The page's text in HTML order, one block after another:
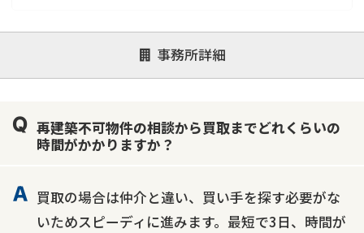
事務所詳細
対応が親身 オンライン面談可能
レスポンスが早い
1億円以上の買取可
再建築不可物件の相談から買取までどれくらいの
時間がかかりますか？
買取の場合は仲介と違い、買い手を探す必要がな
いためスピーディに進みます。最短で3日、時間が